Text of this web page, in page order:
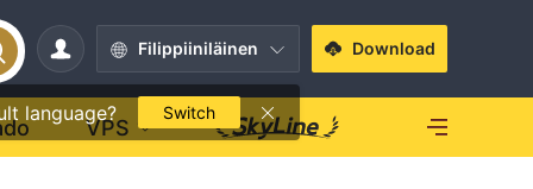
Filippiiniläinen
language? Switch
Download
VPS